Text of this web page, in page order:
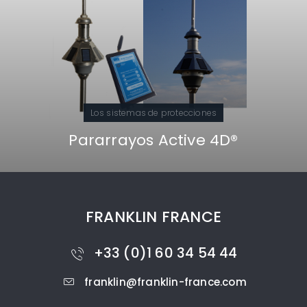
Los sistemas de protecciones
Pararrayos Active 4D®
FRANKLIN FRANCE
+33 (0)1 60 34 54 44
franklin@franklin-france.com